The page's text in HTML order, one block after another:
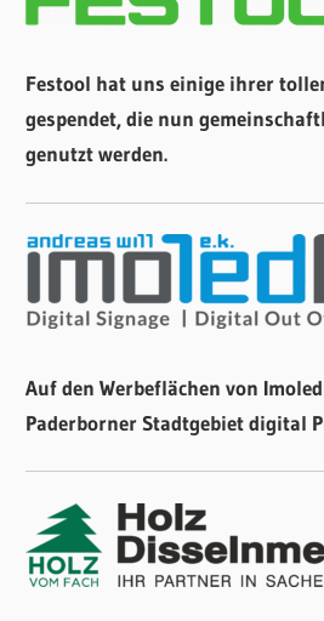
Festool hat uns einige ihrer
gespendet, die nun
genutzt werden.
Auf den Werbeflächen von
Paderborner Stadtgebiet digital